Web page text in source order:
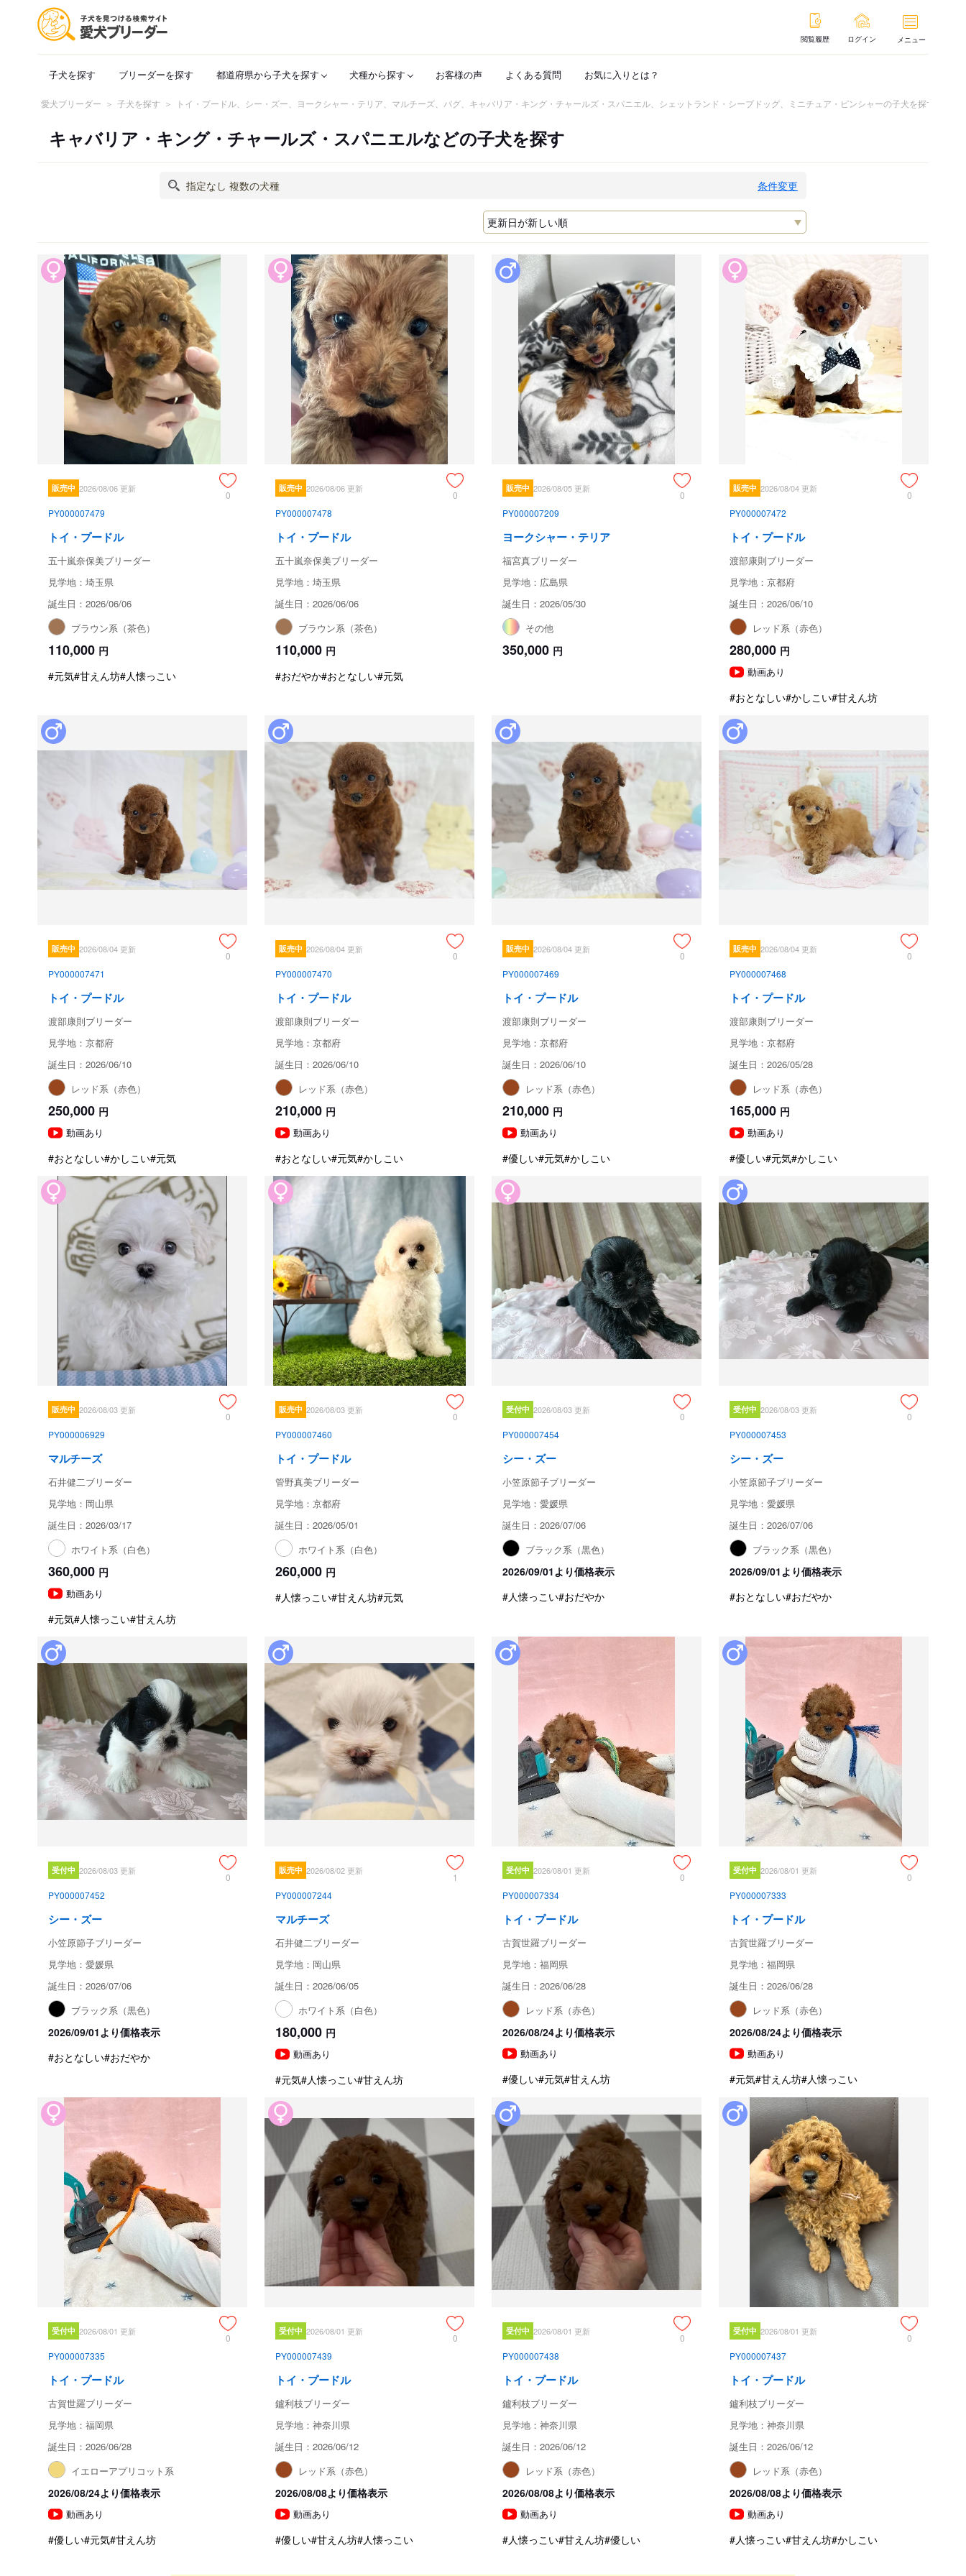
閲覧履歴 ログイン メニュー
子犬を探す ブリーダーを探す 都道府県から子犬を探す 犬種から探す お客様の声 よくある質問 お気に入りとは？
愛犬ブリーダー 子犬を探す トイ・プードル、シー・ズー、ヨークシャー・テリア、マルチーズ、パグ、キャバリア・キング・チャールズ・スパニエル、シェットランド・シープドッグ、ミニチュア・ピンシャーの子犬を探す
キャバリア・キング・チャールズ・スパニエルなどの子犬を探す
条件変更
販売中 2026/08/06 更新
0
PY000007479
トイ・プードル
五十嵐奈保美ブリーダー
見学地：埼玉県
誕生日：2026/06/06
ブラウン系（茶色）
110,000 円
#元気#甘えん坊#人懐っこい
販売中 2026/08/06 更新
0
PY000007478
トイ・プードル
五十嵐奈保美ブリーダー
見学地：埼玉県
誕生日：2026/06/06
ブラウン系（茶色）
110,000 円
#おだやか#おとなしい#元気
販売中 2026/08/05 更新
0
PY000007209
ヨークシャー・テリア
福宮真ブリーダー
見学地：広島県
誕生日：2026/05/30
その他
350,000 円
販売中 2026/08/04 更新
0
PY000007472
トイ・プードル
渡部康則ブリーダー
見学地：京都府
誕生日：2026/06/10
レッド系（赤色）
280,000 円
動画あり
#おとなしい#かしこい#甘えん坊
販売中 2026/08/04 更新
0
PY000007471
トイ・プードル
渡部康則ブリーダー
見学地：京都府
誕生日：2026/06/10
レッド系（赤色）
250,000 円
動画あり
#おとなしい#かしこい#元気
販売中 2026/08/04 更新
0
PY000007470
トイ・プードル
渡部康則ブリーダー
見学地：京都府
誕生日：2026/06/10
レッド系（赤色）
210,000 円
動画あり
#おとなしい#元気#かしこい
販売中 2026/08/04 更新
0
PY000007469
トイ・プードル
渡部康則ブリーダー
見学地：京都府
誕生日：2026/06/10
レッド系（赤色）
210,000 円
動画あり
#優しい#元気#かしこい
販売中 2026/08/04 更新
0
PY000007468
トイ・プードル
渡部康則ブリーダー
見学地：京都府
誕生日：2026/05/28
レッド系（赤色）
165,000 円
動画あり
#優しい#元気#かしこい
販売中 2026/08/03 更新
0
PY000006929
マルチーズ
石井健二ブリーダー
見学地：岡山県
誕生日：2026/03/17
ホワイト系（白色）
360,000 円
動画あり
#元気#人懐っこい#甘えん坊
販売中 2026/08/03 更新
0
PY000007460
トイ・プードル
管野真美ブリーダー
見学地：京都府
誕生日：2026/05/01
ホワイト系（白色）
260,000 円
#人懐っこい#甘えん坊#元気
受付中 2026/08/03 更新
0
PY000007454
シー・ズー
小笠原節子ブリーダー
見学地：愛媛県
誕生日：2026/07/06
ブラック系（黒色）
2026/09/01より価格表示
#人懐っこい#おだやか
受付中 2026/08/03 更新
0
PY000007453
シー・ズー
小笠原節子ブリーダー
見学地：愛媛県
誕生日：2026/07/06
ブラック系（黒色）
2026/09/01より価格表示
#おとなしい#おだやか
受付中 2026/08/03 更新
0
PY000007452
シー・ズー
小笠原節子ブリーダー
見学地：愛媛県
誕生日：2026/07/06
ブラック系（黒色）
2026/09/01より価格表示
#おとなしい#おだやか
販売中 2026/08/02 更新
1
PY000007244
マルチーズ
石井健二ブリーダー
見学地：岡山県
誕生日：2026/06/05
ホワイト系（白色）
180,000 円
動画あり
#元気#人懐っこい#甘えん坊
受付中 2026/08/01 更新
0
PY000007334
トイ・プードル
古賀世羅ブリーダー
見学地：福岡県
誕生日：2026/06/28
レッド系（赤色）
2026/08/24より価格表示
動画あり
#優しい#元気#甘えん坊
受付中 2026/08/01 更新
0
PY000007333
トイ・プードル
古賀世羅ブリーダー
見学地：福岡県
誕生日：2026/06/28
レッド系（赤色）
2026/08/24より価格表示
動画あり
#元気#甘えん坊#人懐っこい
受付中 2026/08/01 更新
0
PY000007335
トイ・プードル
古賀世羅ブリーダー
見学地：福岡県
誕生日：2026/06/28
イエローアプリコット系
2026/08/24より価格表示
動画あり
#優しい#元気#甘えん坊
受付中 2026/08/01 更新
0
PY000007439
トイ・プードル
鑪利枝ブリーダー
見学地：神奈川県
誕生日：2026/06/12
レッド系（赤色）
2026/08/08より価格表示
動画あり
#優しい#甘えん坊#人懐っこい
受付中 2026/08/01 更新
0
PY000007438
トイ・プードル
鑪利枝ブリーダー
見学地：神奈川県
誕生日：2026/06/12
レッド系（赤色）
2026/08/08より価格表示
動画あり
#人懐っこい#甘えん坊#優しい
受付中 2026/08/01 更新
0
PY000007437
トイ・プードル
鑪利枝ブリーダー
見学地：神奈川県
誕生日：2026/06/12
レッド系（赤色）
2026/08/08より価格表示
動画あり
#人懐っこい#甘えん坊#かしこい